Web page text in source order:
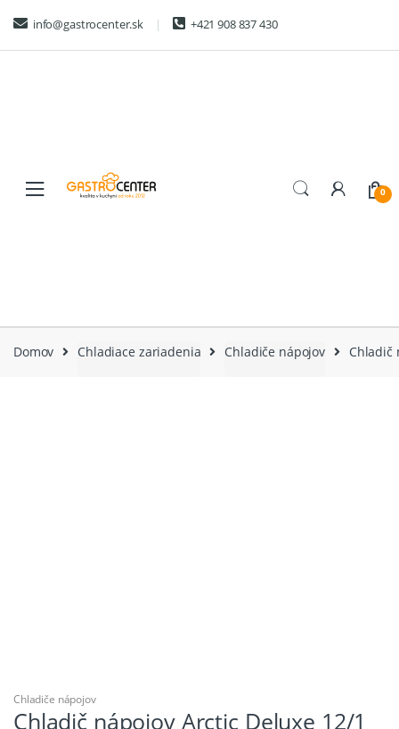
navigation
content
info@gastrocenter.sk +421 908 837 430
0
Domov Chladiace zariadenia Chladiče nápojov Chladič
Chladiče nápojov
Chladič nápojov Arctic Deluxe 12/1